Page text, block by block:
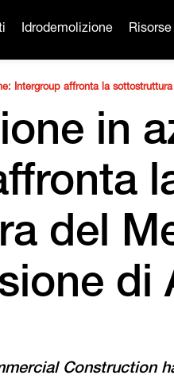
Idrodemolizione Risorse
Intergroup affronta la
in
del
di
Construction